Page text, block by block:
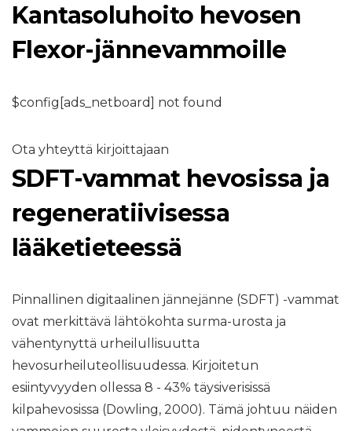
Kantasoluhoito hevosen
Flexor-jännevammoille
$config[ads_netboard] not found
Ota yhteyttä kirjoittajaan
SDFT-vammat hevosissa ja
regeneratiivisessa
lääketieteessä
Pinnallinen digitaalinen jännejänne (SDFT) -vammat
ovat merkittävä lähtökohta surma-urosta ja
vähentynyttä urheilullisuutta
hevosurheiluteollisuudessa. Kirjoitetun
esiintyvyyden ollessa 8 - 43% täysiverisissä
kilpahevosissa (Dowling, 2000). Tämä johtuu näiden